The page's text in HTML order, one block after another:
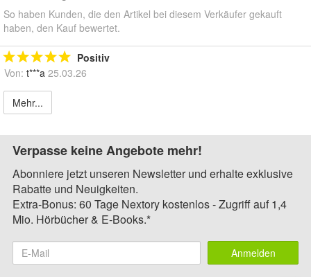
So haben Kunden, die den Artikel bei diesem Verkäufer gekauft
haben, den Kauf bewertet.
Positiv
Von: t***a 25.03.26
Mehr...
Verpasse keine Angebote mehr!
Abonniere jetzt unseren Newsletter und erhalte exklusive
Rabatte und Neuigkeiten.
Extra-Bonus: 60 Tage Nextory kostenlos - Zugriff auf 1,4
Mio. Hörbücher & E-Books.*
Anmelden